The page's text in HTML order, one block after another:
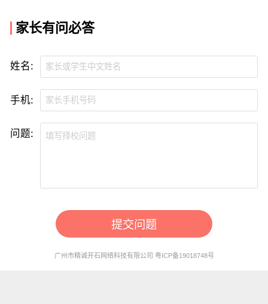
家长有问必答
姓名:
手机:
问题:
提交问题
广州市精诚开石网络科技有限公司 粤ICP备19018748号